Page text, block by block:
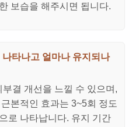
보습을 해주시면 됩니다.
타나고 얼마나 유지되나
결 개선을 느낄 수 있으며,
본적인 효과는 3~5회 정도
로 나타납니다. 유지 기간